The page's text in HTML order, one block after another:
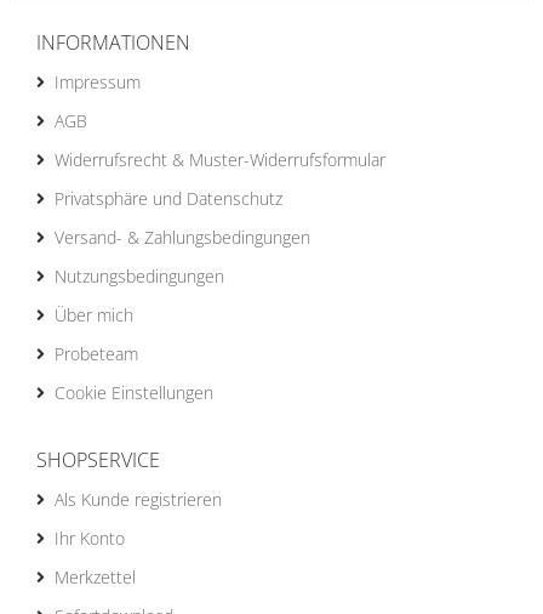
INFORMATIONEN
Impressum
AGB
Widerrufsrecht & Muster-Widerrufsformular
Privatsphäre und Datenschutz
Versand- & Zahlungsbedingungen
Nutzungsbedingungen
Über mich
Probeteam
Cookie Einstellungen
SHOPSERVICE
Als Kunde registrieren
Ihr Konto
Merkzettel